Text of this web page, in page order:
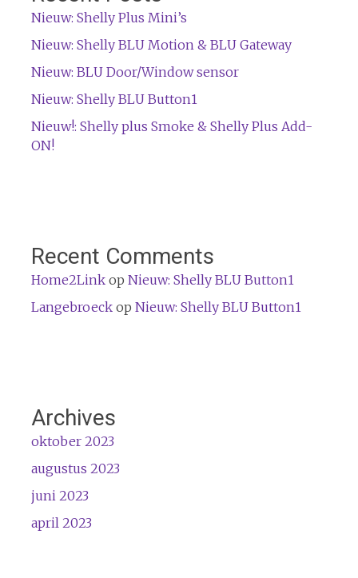
Nieuw: Shelly Plus Mini’s
Nieuw: Shelly BLU Motion & BLU Gateway
Nieuw: BLU Door/Window sensor
Nieuw: Shelly BLU Button1
Nieuw!: Shelly plus Smoke & Shelly Plus Add-
ON!
Recent Comments
Home2Linkop Nieuw: Shelly BLU Button1
Langebroeckop Nieuw: Shelly BLU Button1
Archives
oktober 2023
augustus 2023
juni 2023
april 2023